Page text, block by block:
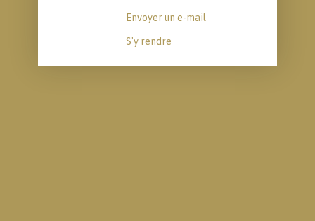
Envoyer un e-mail
S'y rendre